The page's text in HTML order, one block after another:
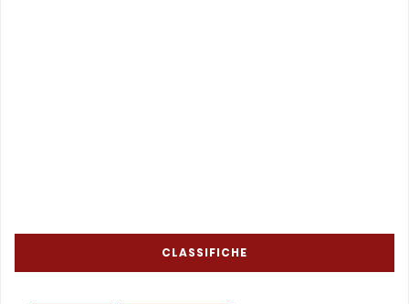
CLASSIFICHE